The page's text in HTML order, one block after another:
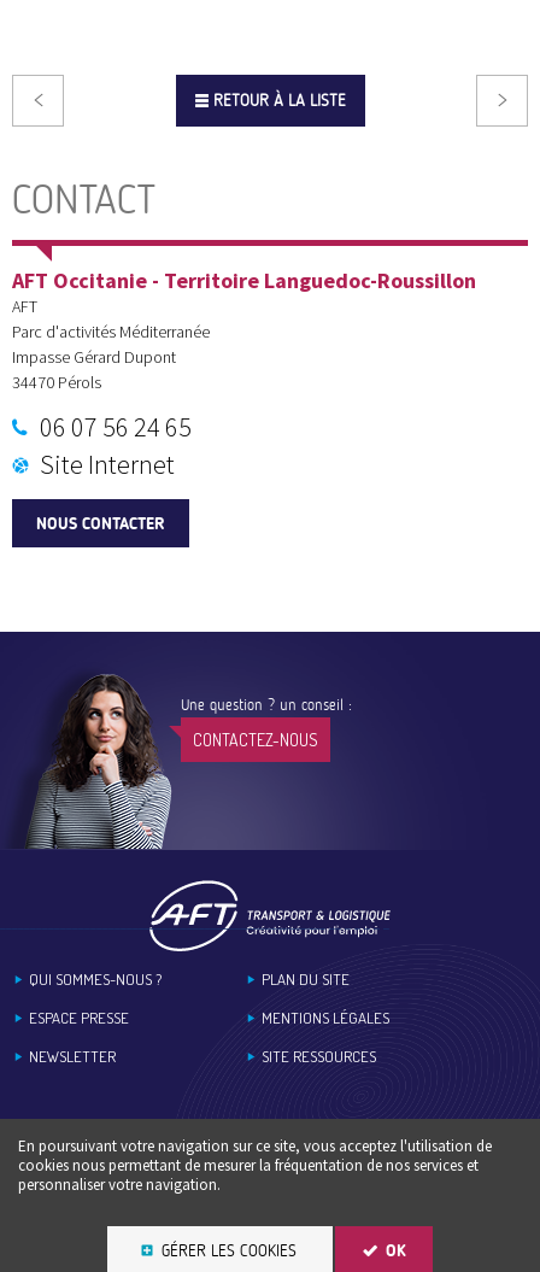
RETOUR À LA LISTE
CONTACT
AFT Occitanie - Territoire Languedoc-Roussillon
AFT
Parc d'activités Méditerranée
Impasse Gérard Dupont
34470 Pérols
06 07 56 24 65
Site Internet
NOUS CONTACTER
Une question ? un conseil :
CONTACTEZ-NOUS
QUI SOMMES-NOUS ?
ESPACE PRESSE
NEWSLETTER
PLAN DU SITE
MENTIONS LÉGALES
SITE RESSOURCES
En poursuivant votre navigation sur ce site, vous acceptez l'utilisation de
cookies nous permettant de mesurer la fréquentation de nos services et
personnaliser votre navigation.
GÉRER LES COOKIES OK